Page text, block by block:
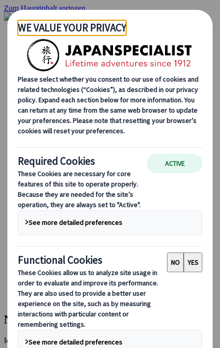
Zum Hauptinhalt springen
Startseite
Rundreisen
Individuelle Reisen
Gruppenreisen
Selbstfahrerreisen
Ausflüge
Maßgeschneiderte Gruppenreisen
Japan Rail Pass
Wie wir arbeiten
Über uns
Treffen Sie unser Team
Werden Sie Teil unseres Teams
Saisonale Reisetipps
Highlights des Reiseziels
Kulturelle Einblicke
Kulinarische Erlebnisse
Entdecke Japan mit dem Zug
Häufig gestellte Fragen
Wichtige Informationen
Etikette in Japan
Autofahren in Japan
Bei uns buchen
Japan Rail Pass
Unterkunft
Online-Beratung
Japanspecialist
Reiseziele
Alle Reiseziele
Naoshima
Naoshima
Idyllische Insel mit Schwerpunkt auf moderner Kunst